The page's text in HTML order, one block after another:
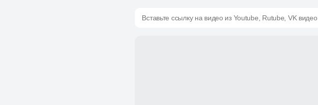
Вставьте ссылку на видео из Youtube, Rutube, VK видео